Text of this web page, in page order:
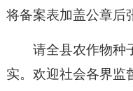
将备案表加盖公章后
请全县农作物种
实。欢迎社会各界监